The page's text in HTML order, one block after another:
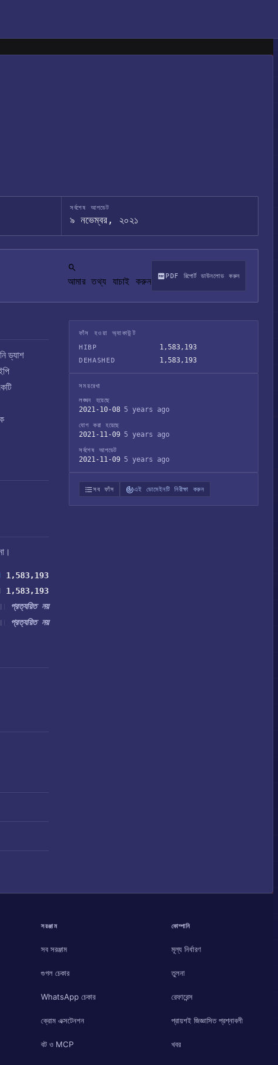
সর্বশেষ আপডেট
৯ নভেম্বর, ২০২১
আমার তথ্য যাচাই করুন PDF রিপোর্ট ডাউনলোড করুন
ড্যাশ
1,583,193
1,583,193
প্রত্যয়িত নয়
প্রত্যয়িত নয়
ফাঁস হওয়া অ্যাকাউন্ট
HIBP
1,583,193
DEHASHED 1,583,193
সময়রেখা
লঙ্ঘন হয়েছে
2021-10-08 5 years ago
যোগ করা হয়েছে
2021-11-09 5 years ago
সর্বশেষ আপডেট
2021-11-09 5 years ago
সব ফাঁস এই ডোমেইনটি নিরীক্ষা করুন
সরঞ্জাম
সব সরঞ্জাম
গুগল চেকার
WhatsApp চেকার
ক্রোম এক্সটেনশন
বট ও MCP
কোম্পানি
মূল্য নির্ধারণ
তুলনা
রেফারেন্স
প্রায়শই জিজ্ঞাসিত প্রশ্নাবলী
খবর